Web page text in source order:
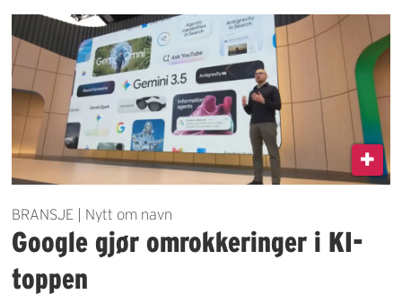
BRANSJE | Nytt om navn
Google gjør omrokkeringer i KI-
toppen